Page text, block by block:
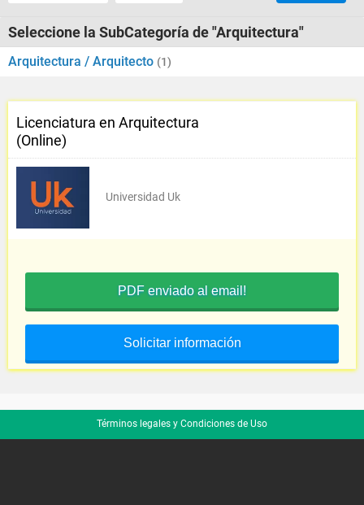
Seleccione la SubCategoría de "Arquitectura"
Arquitectura / Arquitecto (1)
Licenciatura en Arquitectura
(Online)
Universidad Uk
PDF enviado al email!
Solicitar información
Términos legales y Condiciones de Uso